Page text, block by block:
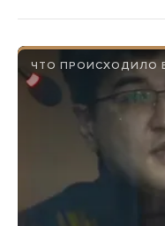
ЧТО ПРОИСХОДИЛО